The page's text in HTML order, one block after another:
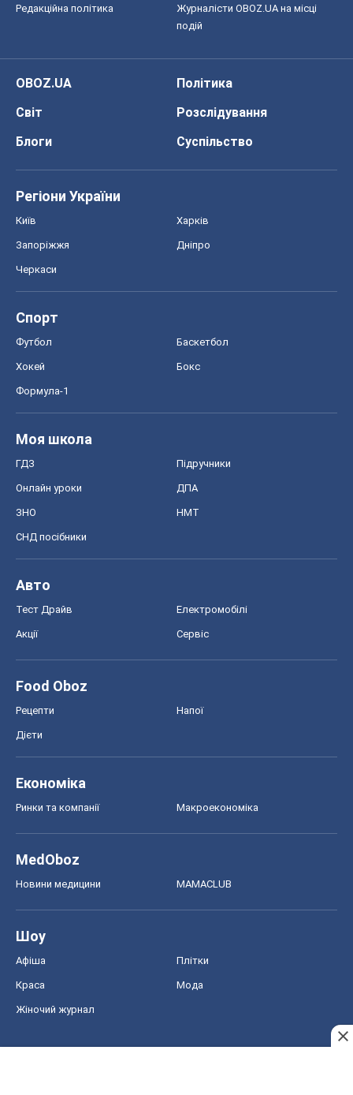
Редакційна політика
Журналісти OBOZ.UA на місці
подій
OBOZ.UA
Політика
Світ
Розслідування
Блоги
Суспільство
Регіони України
Київ Харків
Запоріжжя Дніпро
Черкаси
Спорт
Футбол Баскетбол
Хокей Бокс
Формула-1
Моя школа
ГДЗ Підручники
Онлайн уроки ДПА
ЗНО НМТ
СНД посібники
Авто
Тест Драйв Електромобілі
Акції Сервіс
Food Oboz
Рецепти Напої
Дієти
Економіка
Ринки та компанії Макроекономіка
MedOboz
Новини медицини MAMACLUB
Шоу
Афіша Плітки
Краса Мода
Жіночий журнал